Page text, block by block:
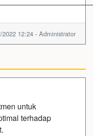
2022 12:24 - Administrator
untuk
terhadap